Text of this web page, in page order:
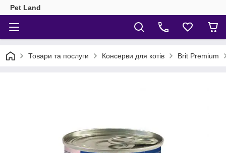
Pet Land
Товари та послуги Консерви для котів Brit Premium